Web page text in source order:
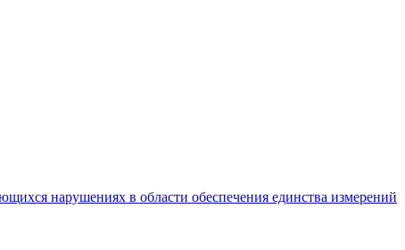
нарушениях в области обеспечения единства измерений